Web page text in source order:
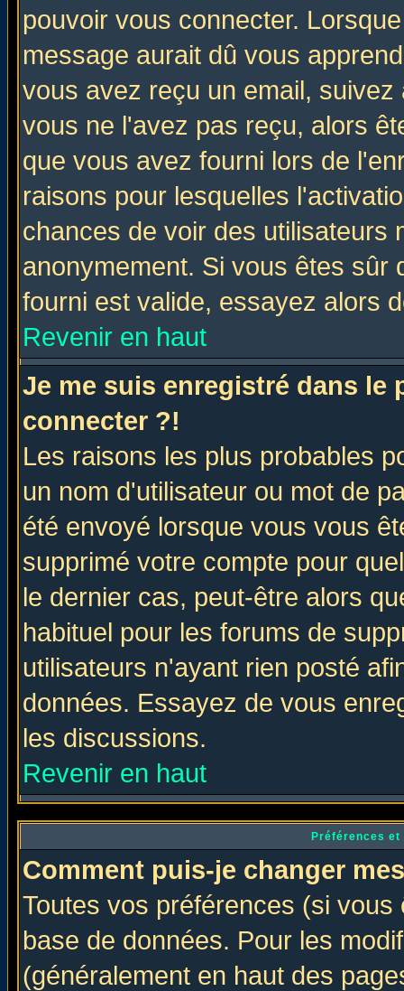
pouvoir vous connecter.
message aurait dû vous
vous avez reçu un email,
vous ne l'avez pas reçu, alors
que vous avez fourni lors de
raisons pour lesquelles
chances de voir des utilisateurs
anonymement. Si vous êtes sûr
fourni est valide, essayez alors
Revenir en haut
Je me suis enregistré dans le
connecter ?!
Les raisons les plus probables
un nom d'utilisateur ou mot de
été envoyé lorsque vous vous
supprimé votre compte pour
le dernier cas, peut-être alors
habituel pour les forums de
utilisateurs n'ayant rien posté
données. Essayez de vous
les discussions.
Revenir en haut
Préférences
Comment puis-je changer
Toutes vos préférences (si
base de données. Pour les
(généralement en haut des